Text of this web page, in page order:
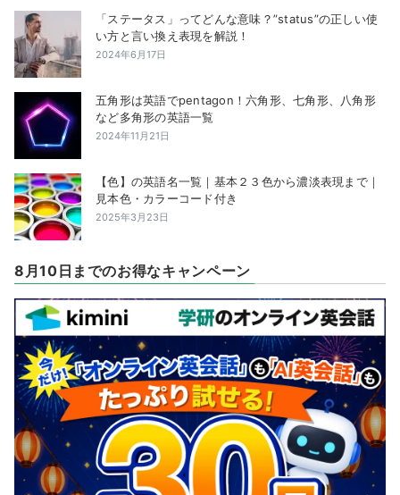
「ステータス」ってどんな意味？”status”の正しい使
い方と言い換え表現を解説！
2024年6月17日
五角形は英語でpentagon！六角形、七角形、八角形
など多角形の英語一覧
2024年11月21日
【色】の英語名一覧｜基本２３色から濃淡表現まで｜
見本色・カラーコード付き
2025年3月23日
8月10日までのお得なキャンペーン